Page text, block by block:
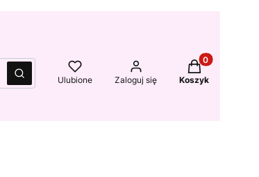
Szukaj Ulubione Zaloguj się
Produkty w
Koszyk